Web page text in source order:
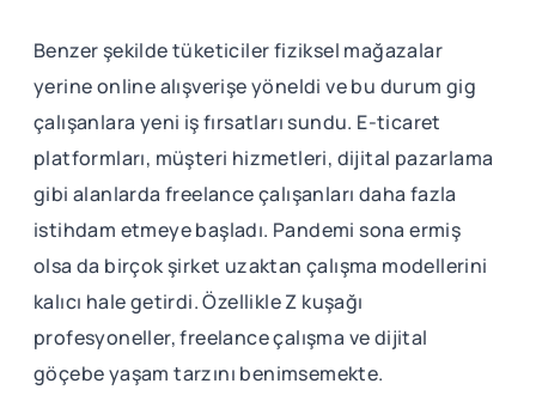
Benzer şekilde tüketiciler fiziksel mağazalar
yerine online alışverişe yöneldi ve bu durum gig
çalışanlara yeni iş fırsatları sundu. E-ticaret
platformları, müşteri hizmetleri, dijital pazarlama
gibi alanlarda freelance çalışanları daha fazla
istihdam etmeye başladı. Pandemi sona ermiş
olsa da birçok şirket uzaktan çalışma modellerini
kalıcı hale getirdi. Özellikle Z kuşağı
profesyoneller, freelance çalışma ve dijital
göçebe yaşam tarzını benimsemekte.